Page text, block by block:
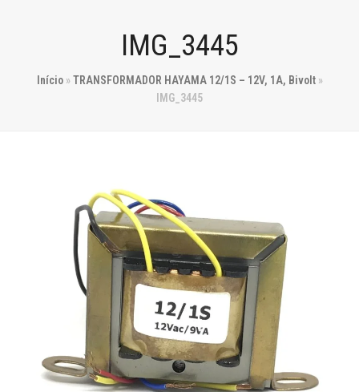
IMG_3445
Início»TRANSFORMADOR HAYAMA 12/1S – 12V, 1A, Bivolt»
IMG_3445